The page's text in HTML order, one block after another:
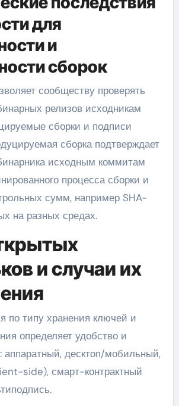
для
и
сборок
сообществу проверять
релизов исходникам
сборки и подписи
сборка подтверждает
исходным коммитам
процесса сборки и
сумм, например SHA-
на разных средах.
и случаи их
по типу хранения ключей и
определяет удобство и
аппаратный, десктоп/мобильный,
side), смарт-контрактный